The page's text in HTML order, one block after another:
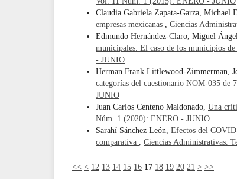
Claudia Gabriela Zapata-Garza, Michael
empresas mexicanas , Ciencias
Edmundo Hernández-Claro, Miguel
municipales. El caso de los municipios
- JUNIO
Herman Frank Littlewood-Zimmerman,
categorías del cuestionario NOM-035 de
JUNIO
Juan Carlos Centeno Maldonado, Una
Núm. 1 (2020): ENERO - JUNIO
Sarahí Sánchez León, Efectos del
comparativa , Ciencias Administrativas.
<< < 12 13 14 15 16 17 18 19 20 21 > >>